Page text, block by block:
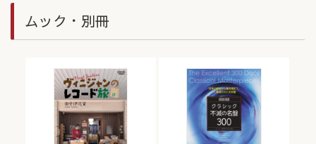
ムック・別冊